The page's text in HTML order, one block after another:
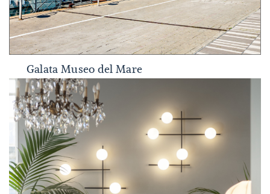
Galata Museo del Mare